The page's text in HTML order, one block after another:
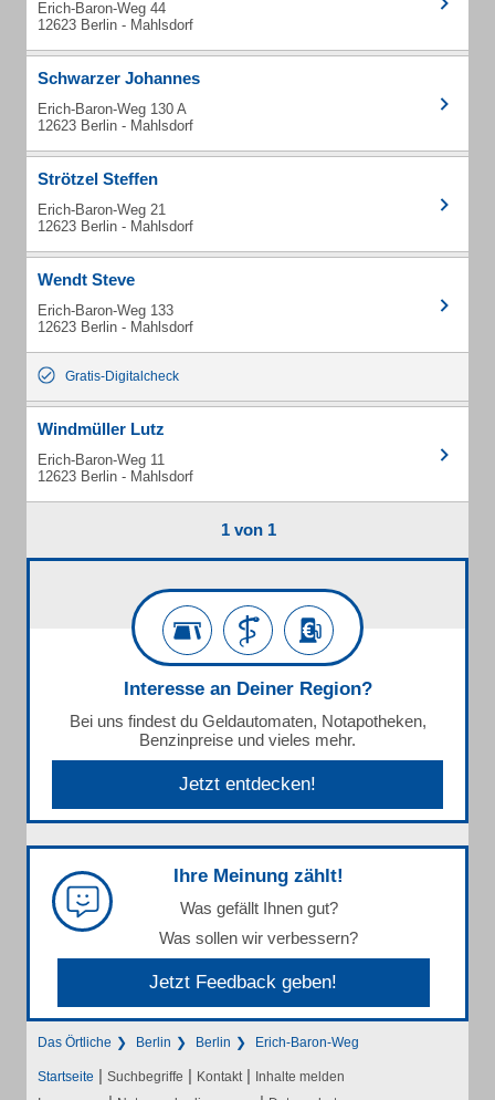
Erich-Baron-Weg 44
12623 Berlin - Mahlsdorf
Schwarzer Johannes
Erich-Baron-Weg 130 A
12623 Berlin - Mahlsdorf
Strötzel Steffen
Erich-Baron-Weg 21
12623 Berlin - Mahlsdorf
Wendt Steve
Erich-Baron-Weg 133
12623 Berlin - Mahlsdorf
Gratis-Digitalcheck
Windmüller Lutz
Erich-Baron-Weg 11
12623 Berlin - Mahlsdorf
1 von 1
Interesse an Deiner Region?
Bei uns findest du Geldautomaten, Notapotheken,
Benzinpreise und vieles mehr.
Jetzt entdecken!
Ihre Meinung zählt!
Was gefällt Ihnen gut?
Was sollen wir verbessern?
Jetzt Feedback geben!
Das Örtliche Berlin Berlin Erich-Baron-Weg
Startseite | Suchbegriffe | Kontakt | Inhalte melden